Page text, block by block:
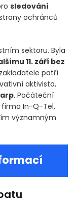
sledování
ochránců
sektoru. Byla
11. září bez
patří
aktivista,
. Počáteční
In-Q-Tel,
významným